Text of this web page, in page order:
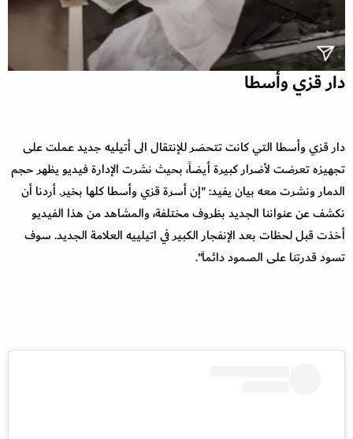
دار قزي وأسطا
دار قزي وأسطا التي كانت تتحضر للإنتقال الى أتيليه جديد عملت على
تجهيزه تعرضت لأضرار كبيرة أيضاً، بحيث نشرت الإدارة فيديو يظهر حجم
الدمار ونشرت معه بيان يفيد: "إن أسرة قزي وأسطا كلها بخير. أردنا أن
نكشف عن عنواننا الجديد بظروف مختلفة، والمشاهد من هذا الفيديو
أخذت قبل لحظات بعد الإنفجار الكبير في اتيلييه العلامة الجديد. سوف
تسود قدرتنا على الصمود دائماَ".